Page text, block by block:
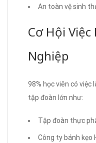
An toàn vệ sinh
Cơ Hội
Nghiệp
98% học viên có
tập đoàn lớn như:
Tập đoàn thực
Công ty bánh kẹo